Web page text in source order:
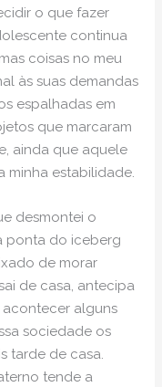
o que fazer
continua
coisas no meu
às suas demandas
espalhadas em
que marcaram
ainda que aquele
minha estabilidade.
desmontei o
ponta do iceberg
de morar
de casa, antecipa
acontecer alguns
sociedade os
tarde de casa.
tende a